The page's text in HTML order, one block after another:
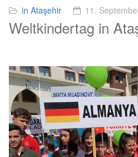
in Ataşehir 11.
Weltkindertag in